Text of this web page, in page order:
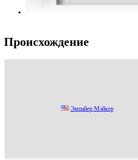
Происхождение
Эмпaйеp Mэйкеp